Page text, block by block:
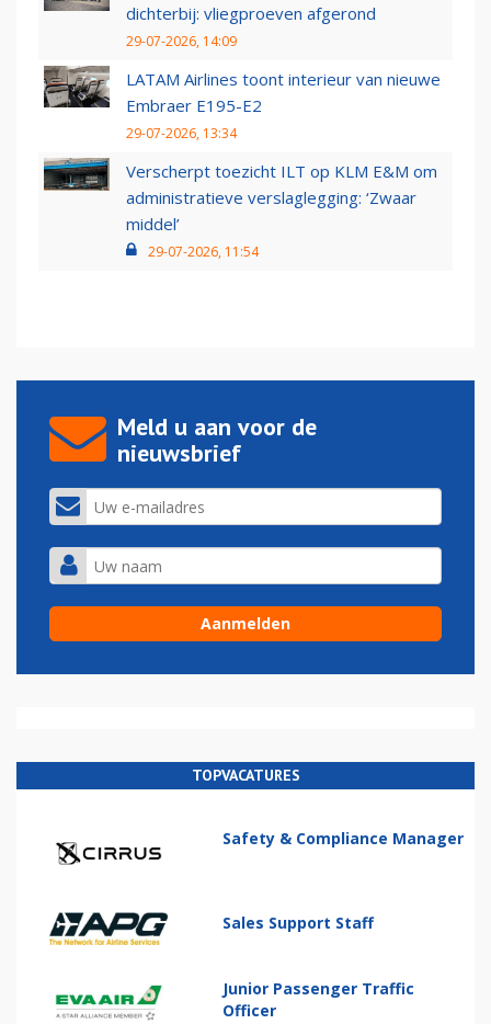
dichterbij: vliegproeven afgerond
29-07-2026, 14:09
LATAM Airlines toont interieur van nieuwe
Embraer E195-E2
29-07-2026, 13:34
Verscherpt toezicht ILT op KLM E&M om
administratieve verslaglegging: ‘Zwaar
middel’
29-07-2026, 11:54
Meld u aan voor de
nieuwsbrief
TOPVACATURES
Safety & Compliance Manager
Sales Support Staff
Junior Passenger Traffic
Officer